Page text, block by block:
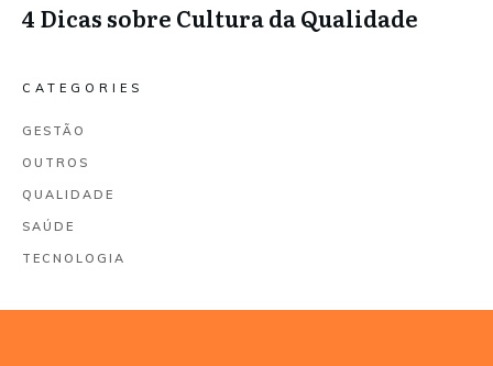
4 Dicas sobre Cultura da Qualidade
CATEGORIES
GESTÃO
OUTROS
QUALIDADE
SAÚDE
TECNOLOGIA